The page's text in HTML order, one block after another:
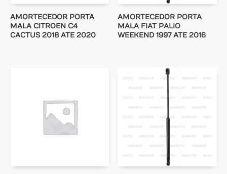
AMORTECEDOR PORTA
MALA CITROEN C4
CACTUS 2018 ATE 2020
AMORTECEDOR PORTA
MALA FIAT PALIO
WEEKEND 1997 ATE 2016